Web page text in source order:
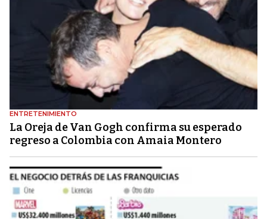
ENTRETENIMIENTO
La Oreja de Van Gogh confirma su esperado
regreso a Colombia con Amaia Montero